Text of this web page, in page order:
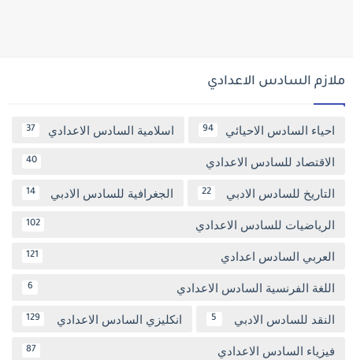
ملازم السادس الاعدادي
احياء السادس الاحيائي 94 اسلامية السادس الاعدادي 37
الاقتصاد للسادس الاعدادي 40
التاريخ للسادس الادبي 22 الجغرافية للسادس الادبي 14
الرياضيات للسادس الاعدادي 102
العربي السادس اعدادي 121
اللغة الفرنسية السادس الاعدادي 6
النقد للسادس الادبي 5 انكليزي السادس الاعدادي 129
فيزياء السادس الاعدادي 87